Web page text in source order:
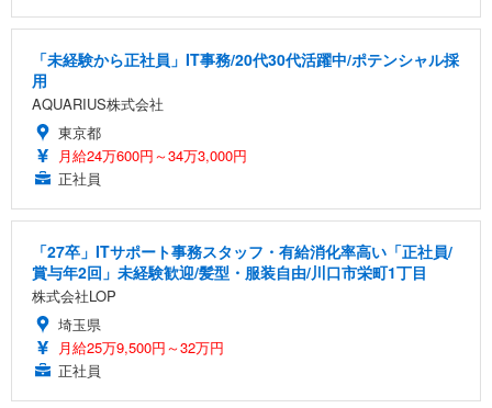
「未経験から正社員」IT事務/20代30代活躍中/ポテンシャル採
用
AQUARIUS株式会社
東京都
月給24万600円～34万3,000円
正社員
「27卒」ITサポート事務スタッフ・有給消化率高い「正社員/
賞与年2回」未経験歓迎/髪型・服装自由/川口市栄町1丁目
株式会社LOP
埼玉県
月給25万9,500円～32万円
正社員